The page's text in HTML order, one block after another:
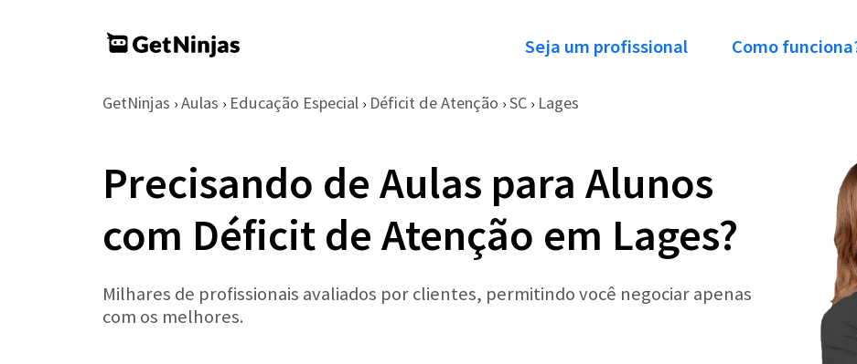
Seja um profissional Como
GetNinjas › Aulas › Educação Especial › Déficit de Atenção › SC › Lages
Precisando de Aulas para Alunos
com Déficit de Atenção em Lages?
Milhares de profissionais avaliados por clientes, permitindo você negociar apenas
com os melhores.